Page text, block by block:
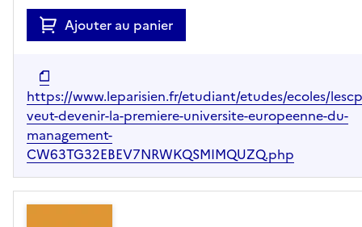
Ajouter au panier
https://www.leparisien.fr/etudiant/etudes/ecoles/
veut-devenir-la-premiere-universite-europeenne-du-
management-
CW63TG32EBEV7NRWKQSMIMQUZQ.php